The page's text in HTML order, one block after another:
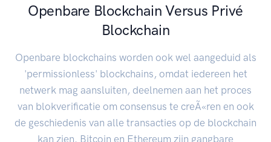
Openbare Blockchain Versus Privé
Blockchain
Openbare blockchains worden ook wel aangeduid als
'permissionless' blockchains, omdat iedereen het
netwerk mag aansluiten, deelnemen aan het proces
van blokverificatie om consensus te creÃ«ren en ook
de geschiedenis van alle transacties op de blockchain
kan zien. Bitcoin en Ethereum zijn gangbare